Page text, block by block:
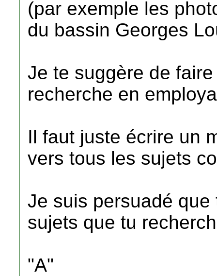
(par exemple les
du bassin Georges
Je te suggère de
recherche en
Il faut juste écrire un
vers tous les sujets
Je suis persuadé
sujets que tu
"A"